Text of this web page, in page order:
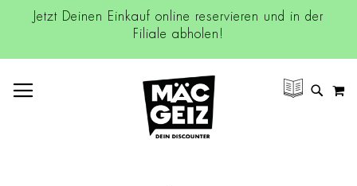
Jetzt Deinen Einkauf online reservieren und in der
Filiale abholen!
SUCHE